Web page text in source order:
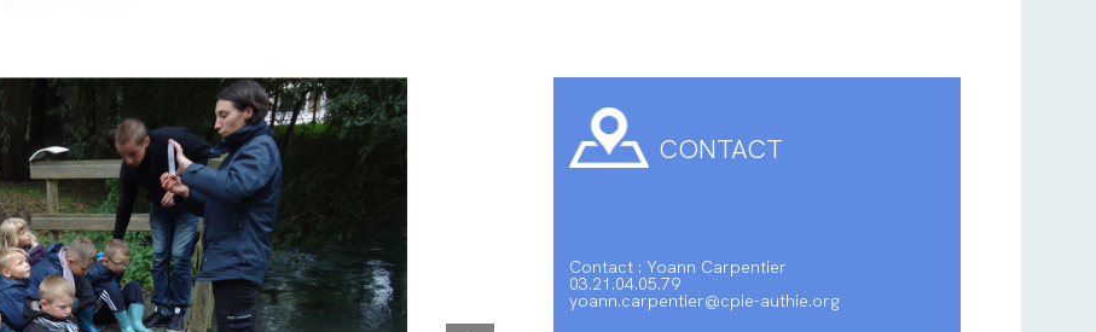
CONTACT
Contact : Yoann Carpentier
03.21.04.05.79
yoann.carpentier@cpie-authie.org